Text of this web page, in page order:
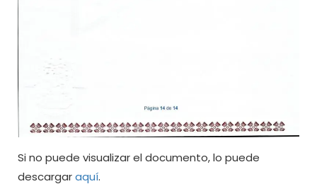
Si no puede visualizar el documento, lo puede
descargaraquí.